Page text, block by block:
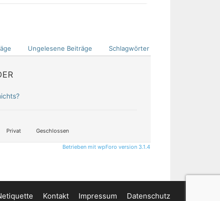
Ungelesene Beiträge Schlagwörter
Privat Geschlossen
Betrieben mit wpForo version 3.1.4
Kontakt Impressum Datenschutz